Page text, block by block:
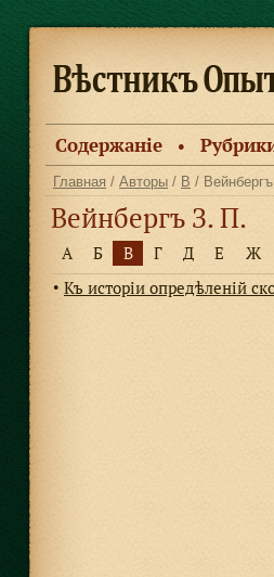
Содержанiе ●
Главная / Авторы / В /
Вейнбергъ З. П.
А Б В Г Д Е Ж
● Къ исторiи опредѣленiй